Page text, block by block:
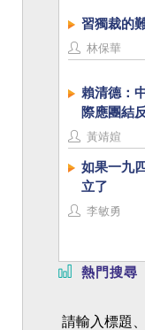
習獨裁的
林保華
賴清德：
際應團結
黃靖媗
如果一九
立了
李敏勇
熱門搜尋
請輸入標題